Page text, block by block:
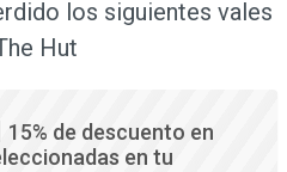
los siguientes vales
Hut
15% de descuento en
en tu